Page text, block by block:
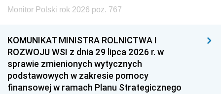
Monitor Polski rok 2026 poz. 767
KOMUNIKAT MINISTRA ROLNICTWA I
ROZWOJU WSI z dnia 29 lipca 2026 r. w
sprawie zmienionych wytycznych
podstawowych w zakresie pomocy
finansowej w ramach Planu Strategicznego